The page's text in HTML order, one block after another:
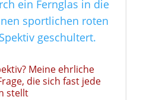
Meine ehrliche
die sich fast jede
stellt